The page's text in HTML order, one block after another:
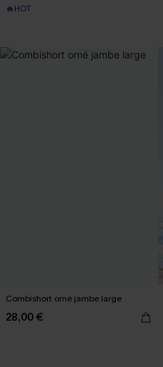
🔥HOT
Combishort orné jambe large
28,00 €